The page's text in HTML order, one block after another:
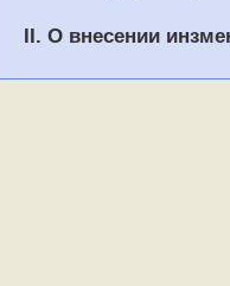
О внесении